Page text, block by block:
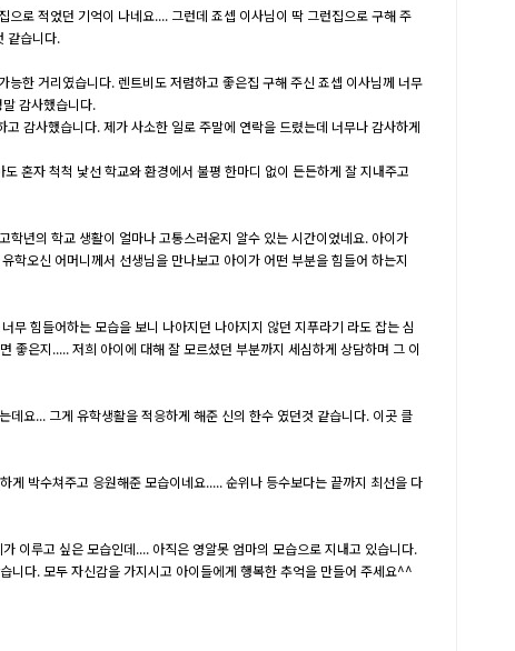
로 적었던 기억이 나네요.... 그런데 죠셉 이사님이 딱 그런집으로 구해 주
같습니다.
한 거리였습니다. 렌트비도 저렴하고 좋은집 구해 주신 죠셉 이사님께 너무
감사했습니다.
감사했습니다. 제가 사소한 일로 주말에 연락을 드렸는데 너무나 감사하게
혼자 척척 낯선 학교와 환경에서 불평 한마디 없이 든든하게 잘 지내주고
년의 학교 생활이 얼마나 고통스러운지 알수 있는 시간이었네요. 아이가
학오신 어머니께서 선생님을 만나보고 아이가 어떤 부분을 힘들어 하는지
무 힘들어하는 모습을 보니 나아지던 나아지지 않던 지푸라기 라도 잡는 심
좋은지..... 저희 아이에 대해 잘 모르셨던 부분까지 세심하게 상담하며 그 이
요... 그게 유학생활을 적응하게 해준 신의 한수 였던것 같습니다. 이곳 클
박수쳐주고 응원해준 모습이네요..... 순위나 등수보다는 끝까지 최선을 다
이루고 싶은 모습인데.... 아직은 영알못 엄마의 모습으로 지내고 있습니다.
니다. 모두 자신감을 가지시고 아이들에게 행복한 추억을 만들어 주세요^^